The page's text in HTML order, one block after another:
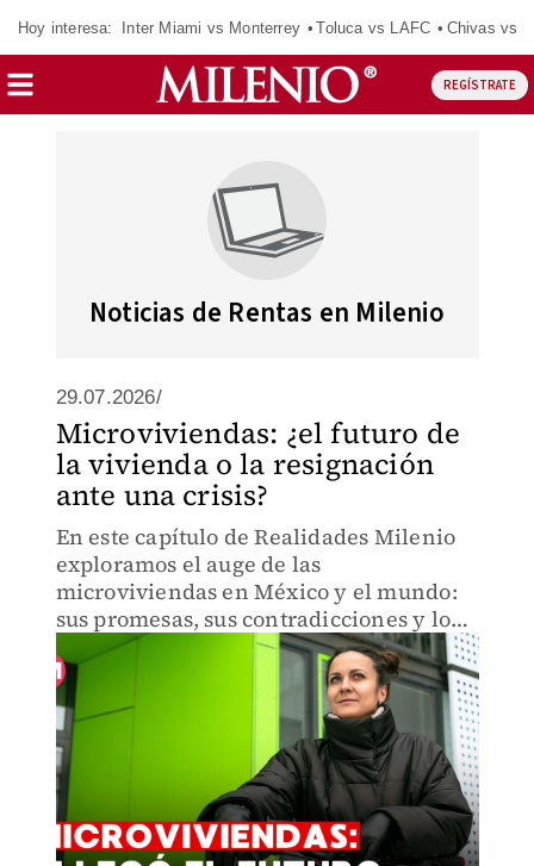
Hoy interesa: Inter Miami vs Monterrey Toluca vs LAFC Chivas vs
REGÍSTRATE
Noticias de Rentas en Milenio
29.07.2026/
Microviviendas: ¿el futuro de
la vivienda o la resignación
ante una crisis?
En este capítulo de Realidades Milenio
exploramos el auge de las
microviviendas en México y el mundo:
sus promesas, sus contradicciones y lo
que esta tendencia revela sobre el futuro
de la vivienda.